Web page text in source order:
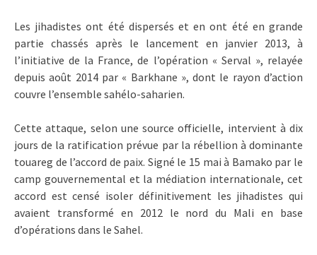
Les jihadistes ont été dispersés et en ont été en grande
partie chassés après le lancement en janvier 2013, à
l’initiative de la France, de l’opération « Serval », relayée
depuis août 2014 par « Barkhane », dont le rayon d’action
couvre l’ensemble sahélo-saharien.
Cette attaque, selon une source officielle, intervient à dix
jours de la ratification prévue par la rébellion à dominante
touareg de l’accord de paix. Signé le 15 mai à Bamako par le
camp gouvernemental et la médiation internationale, cet
accord est censé isoler définitivement les jihadistes qui
avaient transformé en 2012 le nord du Mali en base
d’opérations dans le Sahel.